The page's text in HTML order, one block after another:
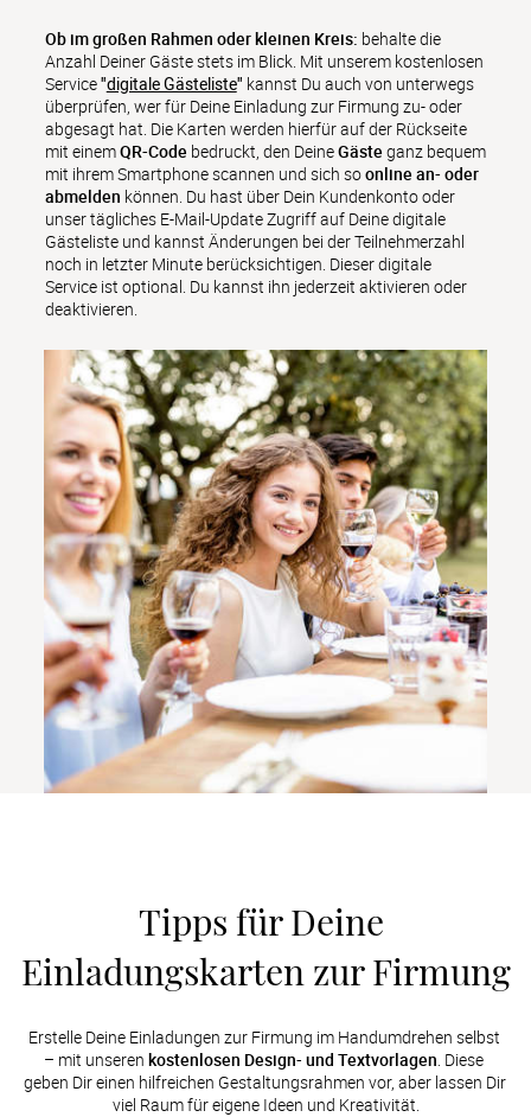
Ob im großen Rahmen oder kleinen Kreis: behalte die
Anzahl Deiner Gäste stets im Blick. Mit unserem kostenlosen
Service "digitale Gästeliste" kannst Du auch von unterwegs
überprüfen, wer für Deine Einladung zur Firmung zu- oder
abgesagt hat. Die Karten werden hierfür auf der Rückseite
mit einem QR-Code bedruckt, den Deine Gäste ganz bequem
mit ihrem Smartphone scannen und sich so online an- oder
abmelden können. Du hast über Dein Kundenkonto oder
unser tägliches E-Mail-Update Zugriff auf Deine digitale
Gästeliste und kannst Änderungen bei der Teilnehmerzahl
noch in letzter Minute berücksichtigen. Dieser digitale
Service ist optional. Du kannst ihn jederzeit aktivieren oder
deaktivieren.
Tipps für Deine
Einladungskarten zur Firmung
Erstelle Deine Einladungen zur Firmung im Handumdrehen selbst
– mit unseren kostenlosen Design- und Textvorlagen. Diese
geben Dir einen hilfreichen Gestaltungsrahmen vor, aber lassen Dir
viel Raum für eigene Ideen und Kreativität.